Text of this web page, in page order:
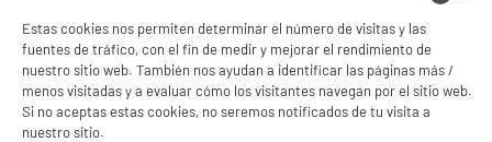
compare_product
Si aceptas, la experiencia será aún mejor. Si no acepta, se utilizarán cookies
estadísticas anónimas basadas en tu navegación. Puedes oponerte a su uso
gestionando sus cookies.
¡Buena visita!
Estas cookies nos permiten determinar el número de visitas y las
fuentes de tráfico, con el fin de medir y mejorar el rendimiento de
nuestro sitio web. También nos ayudan a identificar las páginas más /
menos visitadas y a evaluar cómo los visitantes navegan por el sitio web.
Si no aceptas estas cookies, no seremos notificados de tu visita a
nuestro sitio.